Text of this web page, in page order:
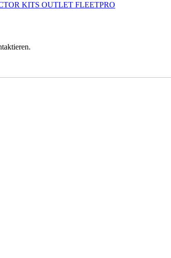
KITS OUTLET FLEETPRO